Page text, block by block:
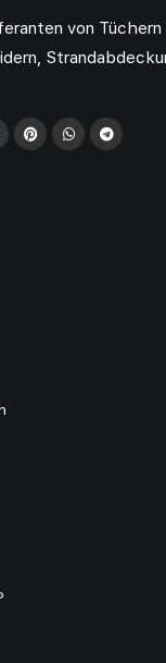
von Tüchern